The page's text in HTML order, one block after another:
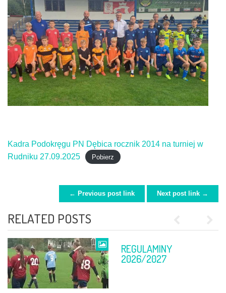
Kadra Podokręgu PN Dębica rocznik 2014 na turniej w
Rudniku 27.09.2025
Pobierz
POST NAVIGATION← Previous post link Next post link →
RELATED POSTS
REGULAMINY
2026/2027
FINAŁ PP